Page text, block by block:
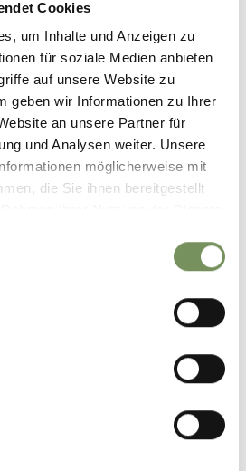
Cookies
um Inhalte und Anzeigen zu
für soziale Medien anbieten
auf unsere Website zu
geben wir Informationen zu Ihrer
an unsere Partner für
und Analysen weiter. Unsere
möglicherweise mit
die Sie ihnen bereitgestellt